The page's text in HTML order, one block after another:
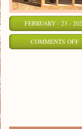
FEBRUARY - 23 -
COMMENTS OFF